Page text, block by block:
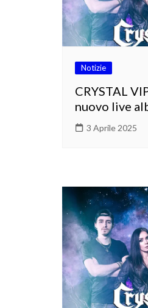
Notizie
CRYSTAL
nuovo live
3 Aprile 2025